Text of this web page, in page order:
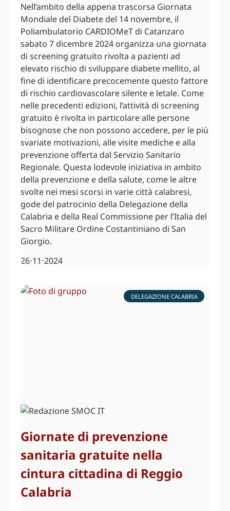
Nell’ambito della appena trascorsa Giornata
Mondiale del Diabete del 14 novembre, il
Poliambulatorio CARDIOMeT di Catanzaro
sabato 7 dicembre 2024 organizza una giornata
di screening gratuito rivolta a pazienti ad
elevato rischio di sviluppare diabete mellito, al
fine di identificare precocemente questo fattore
di rischio cardiovascolare silente e letale. Come
nelle precedenti edizioni, l’attività di screening
gratuito è rivolta in particolare alle persone
bisognose che non possono accedere, per le più
svariate motivazioni, alle visite mediche e alla
prevenzione offerta dal Servizio Sanitario
Regionale. Questa lodevole iniziativa in ambito
della prevenzione e della salute, come le altre
svolte nei mesi scorsi in varie città calabresi,
gode del patrocinio della Delegazione della
Calabria e della Real Commissione per l’Italia del
Sacro Militare Ordine Costantiniano di San
Giorgio.
26⋅11⋅2024
DELEGAZIONE CALABRIA
Giornate di prevenzione
sanitaria gratuite nella
cintura cittadina di Reggio
Calabria